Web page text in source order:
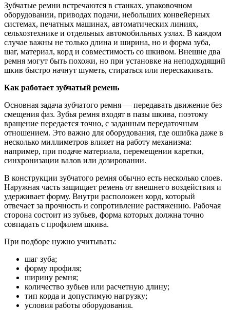
Зубчатые ремни встречаются в станках, упаковочном
оборудовании, приводах подачи, небольших конвейерных
системах, печатных машинах, автоматических линиях,
сельхозтехнике и отдельных автомобильных узлах. В каждом
случае важны не только длина и ширина, но и форма зуба,
шаг, материал, корд и совместимость со шкивом. Внешне два
ремня могут быть похожи, но при установке на неподходящий
шкив быстро начнут шуметь, стираться или перескакивать.
Как работает зубчатый ремень
Основная задача зубчатого ремня — передавать движение без
смещения фаз. Зубья ремня входят в пазы шкива, поэтому
вращение передается точно, с заданным передаточным
отношением. Это важно для оборудования, где ошибка даже в
несколько миллиметров влияет на работу механизма:
например, при подаче материала, перемещении каретки,
синхронизации валов или дозировании.
В конструкции зубчатого ремня обычно есть несколько слоев.
Наружная часть защищает ремень от внешнего воздействия и
удерживает форму. Внутри расположен корд, который
отвечает за прочность и сопротивление растяжению. Рабочая
сторона состоит из зубьев, форма которых должна точно
совпадать с профилем шкива.
При подборе нужно учитывать:
шаг зуба;
форму профиля;
ширину ремня;
количество зубьев или расчетную длину;
тип корда и допустимую нагрузку;
условия работы оборудования.